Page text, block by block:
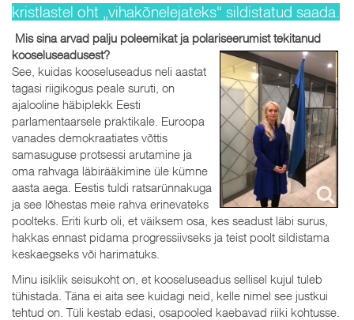
kristlastel oht „vihakõnelejateks“ sildistatud saada.
Mis sina arvad palju poleemikat ja polariseerumist tekitanud
kooseluseadusest?
See, kuidas kooseluseadus neli aastat
tagasi riigikogus peale suruti, on
ajalooline häbiplekk Eesti
parlamentaarsele praktikale. Euroopa
vanades demokraatiates võttis
samasuguse protsessi arutamine ja
oma rahvaga läbirääkimine üle kümne
aasta aega. Eestis tuldi ratsarünnakuga
ja see lõhestas meie rahva erinevateks
poolteks. Eriti kurb oli, et väiksem osa, kes seadust läbi surus,
hakkas ennast pidama progressiivseks ja teist poolt sildistama
keskaegseks või harimatuks.
Minu isiklik seisukoht on, et kooseluseadus sellisel kujul tuleb
tühistada. Täna ei aita see kuidagi neid, kelle nimel see justkui
tehtud on. Tüli kestab edasi, osapooled kaebavad riiki kohtusse.